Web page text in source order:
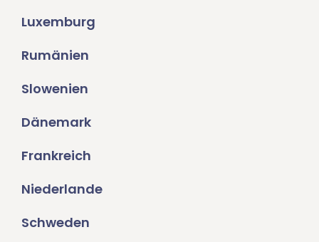
Luxemburg
Rumänien
Slowenien
Dänemark
Frankreich
Niederlande
Schweden